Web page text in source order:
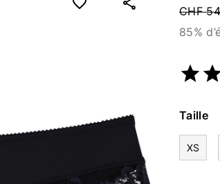
Price
CHF
85%
Taille
XS